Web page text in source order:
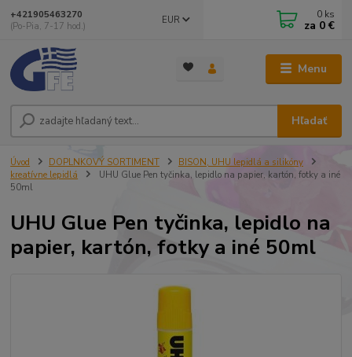
Menu
EUR
Hľadať
+421905463270
(Po-Pia, 7-17 hod.)
0 ks
za 0 €
Úvod DOPLNKOVÝ SORTIMENT
BISON, UHU lepidlá a silikóny
kreatívne lepidlá
UHU Glue Pen tyčinka, lepidlo na papier, kartón, fotky a iné
50ml
UHU Glue Pen tyčinka, lepidlo na
papier, kartón, fotky a iné 50ml